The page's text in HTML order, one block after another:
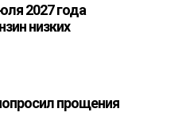
2027 года
низких
прощения